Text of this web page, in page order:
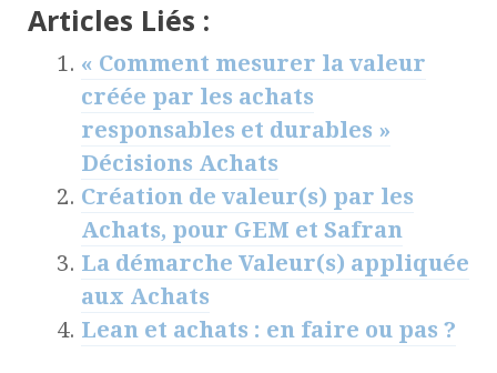
Articles Liés :
« Comment mesurer la valeur
créée par les achats
responsables et durables »
Décisions Achats
Création de valeur(s) par les
Achats, pour GEM et Safran
La démarche Valeur(s) appliquée
aux Achats
Lean et achats : en faire ou pas ?